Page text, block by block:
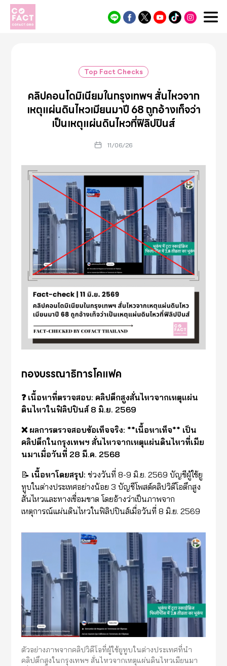
Cofact
Top Fact Checks
คลิปคอนโดมิเนียมในกรุงเทพฯ สั่นไหวจาก
เหตุแผ่นดินไหวเมียนมาปี 68 ถูกอ้างเท็จว่า
เป็นเหตุแผ่นดินไหวที่ฟิลิปปินส์
11/06/26
กองบรรณาธิการโคแฟค
❓ เนื้อหาที่ตรวจสอบ: คลิปตึกสูงสั่นไหวจากเหตุแผ่น
ดินไหวในฟิลิปปินส์ 8 มิ.ย. 2569
❌ ผลการตรวจสอบข้อเท็จจริง: **เนื้อหาเท็จ** เป็น
คลิปตึกในกรุงเทพฯ สั่นไหวจากเหตุแผ่นดินไหวที่เมีย
นมาเมื่อวันที่ 28 มี.ค. 2568
📝 เนื้อหาโดยสรุป: ช่วงวันที่ 8-9 มิ.ย. 2569 บัญชีผู้ใช้ยู
ทูบในต่างประเทศอย่างน้อย 3 บัญชีโพสต์คลิปวิดีโอตึกสูง
สั่นไหวและทางเชื่อมขาด โดยอ้างว่าเป็นภาพจาก
เหตุการณ์แผ่นดินไหวในฟิลิปปินส์เมื่อวันที่ 8 มิ.ย. 2569
ตัวอย่างภาพจากคลิปวิดีโอที่ผู้ใช้ยูทูบในต่างประเทศที่นำ
คลิปตึกสูงในกรุงเทพฯ สั่นไหวจากเหตุแผ่นดินไหวเมียนมา